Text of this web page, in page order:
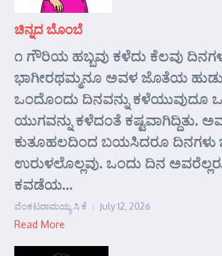
ಚಿನ್ನದ ಬೊಂಬೆ
೧ ಗೌರಿಯ ಹಬ್ಬವು ಕಳೆದು ಕೆಲವು
ಭಾಗೀರಥಮ್ಮನೂ ಅವಳ ಜೊತೆಯ
ಒಂದೊಂದು ದಿನವನ್ನು ಕಳೆಯುವುದೂ
ಯುಗವನ್ನು ಕಳೆದಂತೆ ಕಷ್ಟವಾಗಿದ್ದಿತು.
ಕುತೂಹಲದಿಂದ ಬಯಸಿದರೂ ದಿನಗಳು
ಉರುಳಲೊಲ್ಲವು. ಒಂದು ದಿನ
ಕವಡೆಯ...
ವೆಂಕಟರಾಮಯ್ಯ ಸಿ ಕೆ July 12, 2026
Read More